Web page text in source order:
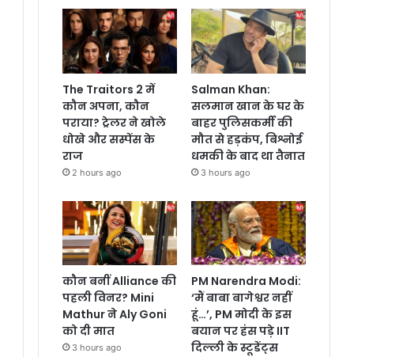
The Traitors 2 में
कौन अपना, कौन
पराया? ट्रेलर ने खोले
धोखे और सस्पेंस के
राज
2 hours ago
Salman Khan:
सलमान खान के घर के
बाहर पुलिसकर्मी की
मौत से हड़कंप, बिश्नोई
धमकी के बाद था तैनात
3 hours ago
कौन बनीं Alliance की
पहली विनर? Mini
Mathur ने Aly Goni
को दी मात
3 hours ago
PM Narendra Modi:
‘मैं बाबा बागेश्वर नहीं
हूं…’, PM मोदी के इस
बयान पर हंस पड़े IIT
दिल्ली के स्टूडेंट्स